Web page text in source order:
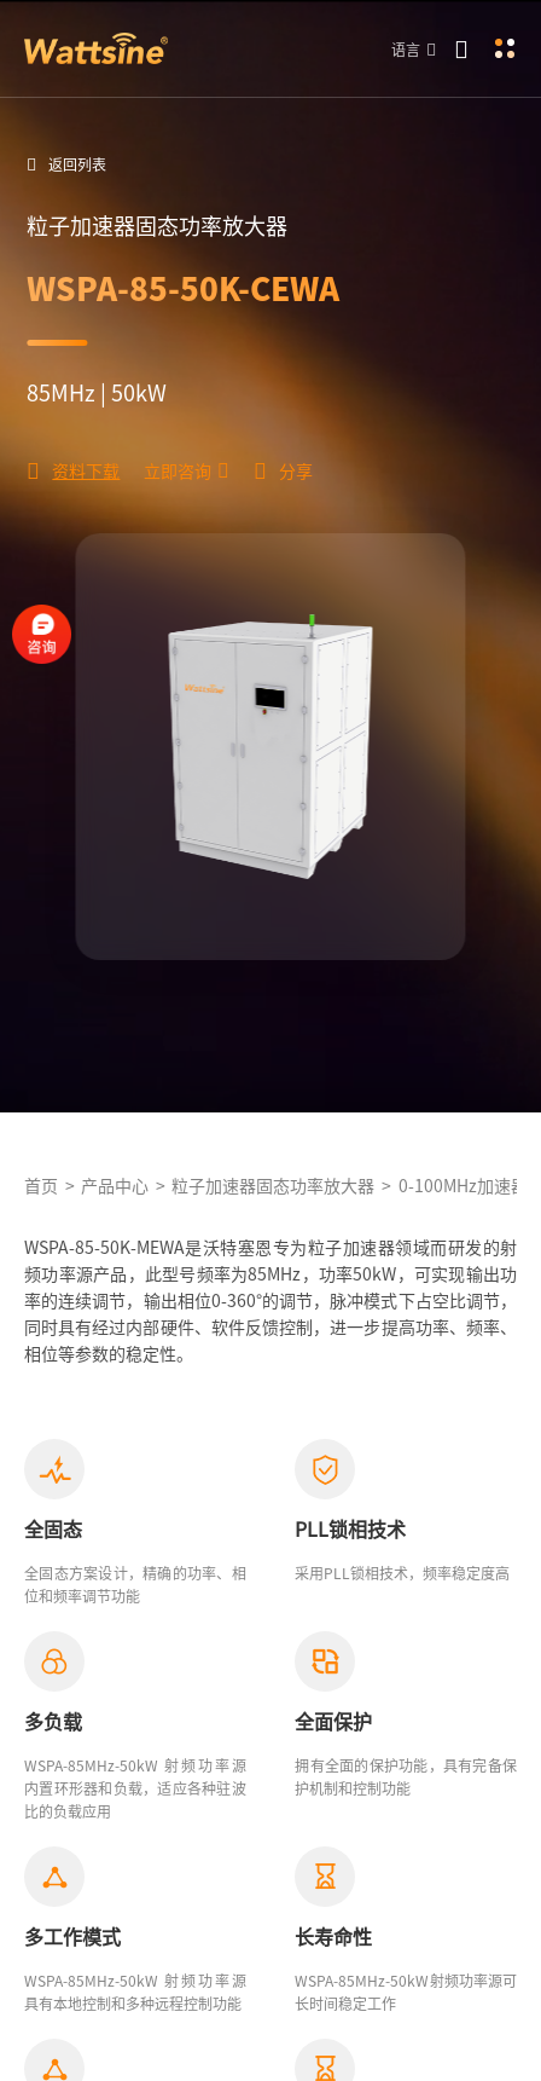
语言
返回列表
粒子加速器固态功率放大器
WSPA-85-50K-CEWA
85MHz | 50kW
资料下载 立即咨询 分享
首页 > 产品中心 > 粒子加速器固态功率放大器 > 0-100MHz加速器
WSPA-85-50K-MEWA是沃特塞恩专为粒子加速器领域而研发的射
频功率源产品，此型号频率为85MHz，功率50kW，可实现输出功
率的连续调节，输出相位0-360°的调节，脉冲模式下占空比调节，
同时具有经过内部硬件、软件反馈控制，进一步提高功率、频率、
相位等参数的稳定性。
全固态
全固态方案设计，精确的功率、相
位和频率调节功能
PLL锁相技术
采用PLL锁相技术，频率稳定度高
多负载
WSPA-85MHz-50kW 射频功率源
内置环形器和负载，适应各种驻波
比的负载应用
全面保护
拥有全面的保护功能，具有完备保
护机制和控制功能
多工作模式
WSPA-85MHz-50kW 射频功率源
具有本地控制和多种远程控制功能
长寿命性
WSPA-85MHz-50kW射频功率源可
长时间稳定工作